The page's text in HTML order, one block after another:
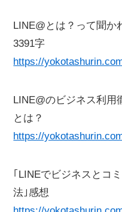
LINE@とは？って聞か
3391字
https://
LINE@のビジネス利用
とは？
https://
｢LINEでビジネスとコ
法｣感想